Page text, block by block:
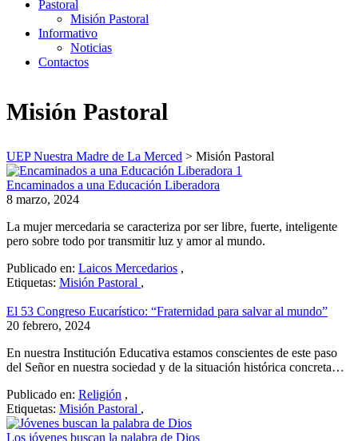
Pastoral
Misión Pastoral
Informativo
Noticias
Contactos
Misión Pastoral
UEP Nuestra Madre de La Merced > Misión Pastoral
Encaminados a una Educación Liberadora
8 marzo, 2024
La mujer mercedaria se caracteriza por ser libre, fuerte, inteligente
pero sobre todo por transmitir luz y amor al mundo.
Publicado en: Laicos Mercedarios ,
Etiquetas: Misión Pastoral ,
El 53 Congreso Eucarístico: “Fraternidad para salvar al mundo”
20 febrero, 2024
En nuestra Institución Educativa estamos conscientes de este paso
del Señor en nuestra sociedad y de la situación histórica concreta…
Publicado en: Religión ,
Etiquetas: Misión Pastoral ,
Los jóvenes buscan la palabra de Dios